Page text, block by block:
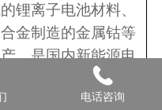
锂离子电池材料、
金制造的金属钴等
，是国内新能源电
域最重要的上游企
企业。
电话咨询